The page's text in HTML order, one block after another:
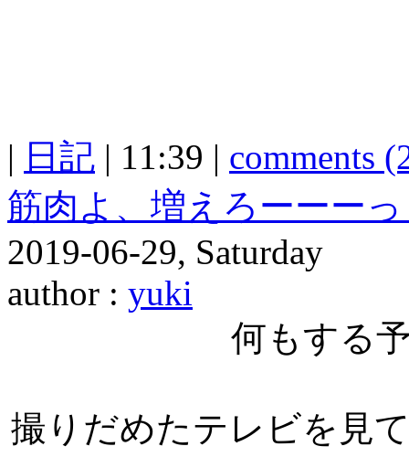
| 日記 | 11:39 | comments
筋肉よ、増えろーーー
2019-06-29, Saturday
author : yuki
何もする
撮りだめたテレビを見